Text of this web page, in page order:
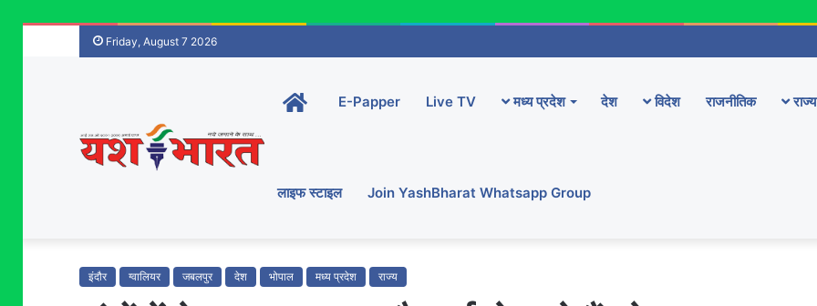
Friday, August 7 2026
Home-
main
E-Papper Live TV मध्य प्रदेश देश विदेश राजनीतिक राज्य
लाइफ स्टाइल Join YashBharat Whatsapp Group
इंदौर ग्वालियर जबलपुर देश भोपाल मध्य प्रदेश राज्य